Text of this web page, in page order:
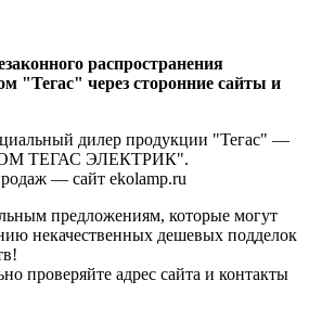
распространения
"Тегас" через сторонние сайты и
дилер продукции "Тегас" —
ТЕГАС ЭЛЕКТРИК".
— сайт ekolamp.ru
предложениям, которые могут
некачественных дешевых подделок
проверяйте адрес сайта и контакты